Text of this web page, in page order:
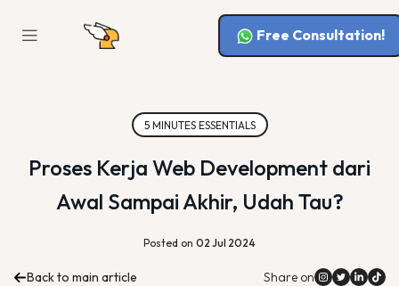
Free Consultation!
5 MINUTES ESSENTIALS
Proses Kerja Web Development dari
Awal Sampai Akhir, Udah Tau?
Posted on 02 Jul 2024
Back to main article Share on